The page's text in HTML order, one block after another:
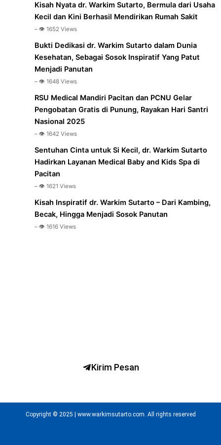
Kisah Nyata dr. Warkim Sutarto, Bermula dari Usaha
Kecil dan Kini Berhasil Mendirikan Rumah Sakit
– 👁️ 1652 Views
Bukti Dedikasi dr. Warkim Sutarto dalam Dunia
Kesehatan, Sebagai Sosok Inspiratif Yang Patut
Menjadi Panutan
– 👁️ 1648 Views
RSU Medical Mandiri Pacitan dan PCNU Gelar
Pengobatan Gratis di Punung, Rayakan Hari Santri
Nasional 2025
– 👁️ 1642 Views
Sentuhan Cinta untuk Si Kecil, dr. Warkim Sutarto
Hadirkan Layanan Medical Baby and Kids Spa di
Pacitan
– 👁️ 1621 Views
Kisah Inspiratif dr. Warkim Sutarto – Dari Kambing,
Becak, Hingga Menjadi Sosok Panutan
– 👁️ 1616 Views
Kirim Pesan
Copyright © 2025 | www.warkimsutarto.com. All rights reserved